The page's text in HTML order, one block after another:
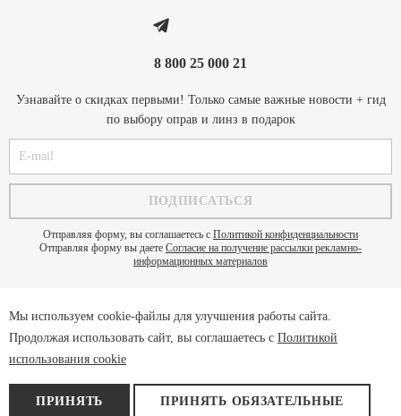
8 800 25 000 21
Узнавайте о скидках первыми! Только самые важные новости + гид
по выбору оправ и линз в подарок
Отправляя форму, вы соглашаетесь с Политикой конфиденциальности
Отправляя форму вы даете Согласие на получение рассылки рекламно-
информационных материалов
Политика конфиденциальности
Пользовательское соглашение
Договор оферты
Мы используем cookie-файлы для улучшения работы сайта.
Продолжая использовать сайт, вы соглашаетесь с Политикой
использования cookie
ПРИНЯТЬ ПРИНЯТЬ ОБЯЗАТЕЛЬНЫЕ